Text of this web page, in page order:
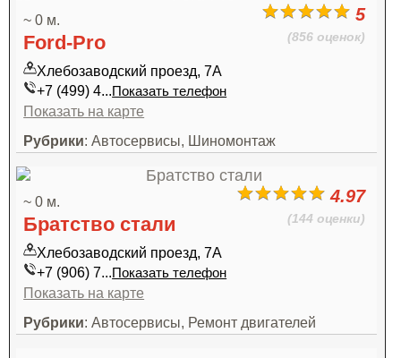
5
(856 оценок)
~ 0 м.
Ford-Pro
Хлебозаводский проезд, 7А
+7 (499) 4...Показать телефон
Показать на карте
Рубрики: Автосервисы, Шиномонтаж
4.97
(144 оценки)
~ 0 м.
Братство стали
Хлебозаводский проезд, 7А
+7 (906) 7...Показать телефон
Показать на карте
Рубрики: Автосервисы, Ремонт двигателей